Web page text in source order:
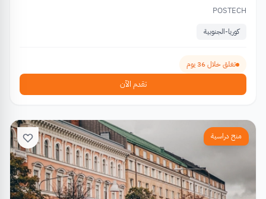
POSTECH
كوريا-الجنوبية
تغلق خلال 36 يوم
تقدم الآن
منح دراسية